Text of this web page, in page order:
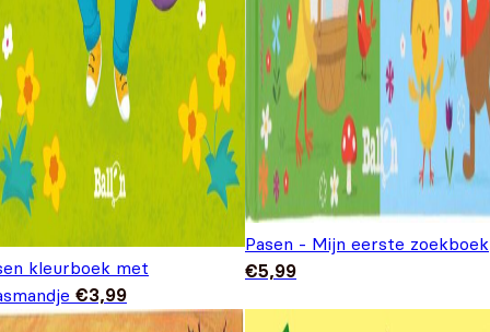
kleurboek met
€3,99
Pasen - Mijn eerste zoekboek
€5,99